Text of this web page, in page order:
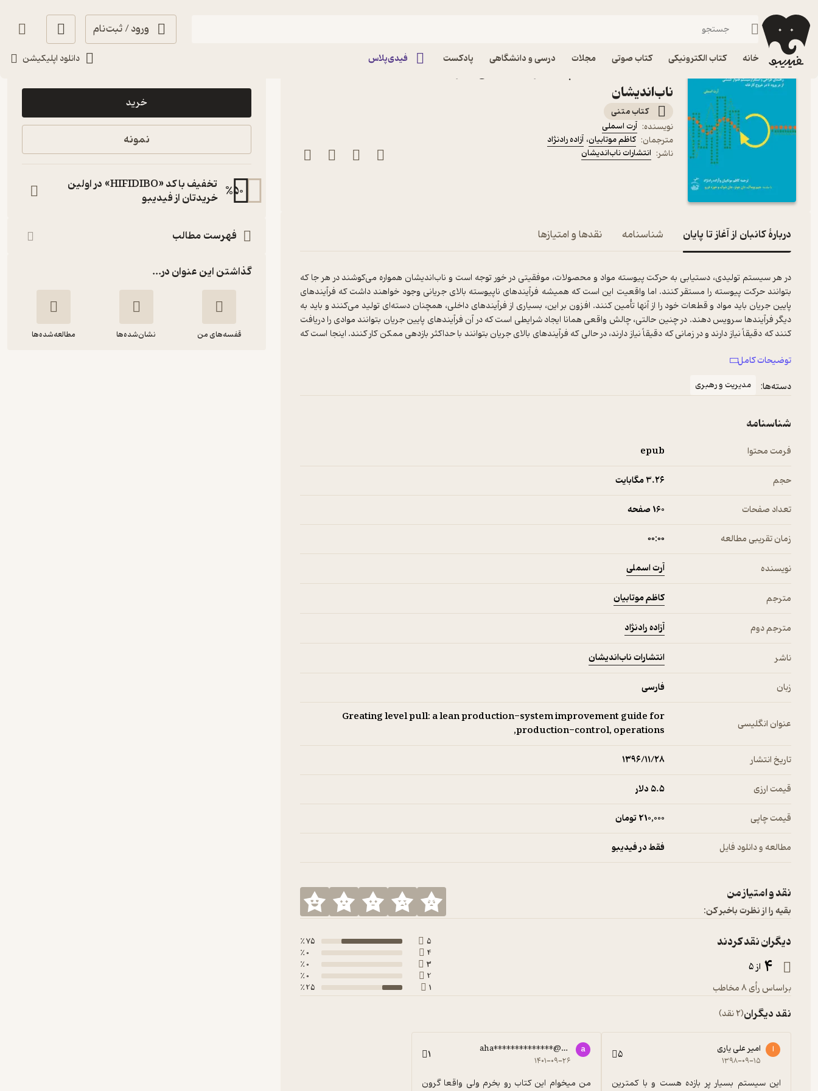
ورود / ثبت‌نام
خانه کتاب الکترونیکی کتاب صوتی مجلات درسی و دانشگاهی پادکست فیدی‌پلاس دانلود اپلیکیشن
فیدیبو کتاب الکترونیکی
ناب‌اندیشان
کتاب متنی
نویسنده: آرت اسملی
مترجمان: کاظم موتابیان، آزاده رادنژاد
ناشر: انتشارات ناب‌اندیشان
دربارۀ کانبان از آغاز تا پایان شناسنامه نقدها و امتیازها
در هر سیستم تولیدی‌، دستیابی به حرکت پیوسته مواد و محصولات،‌ موفقیتی در خور توجه است و ناب‌اندیشان همواره می‌کوشند در هر جا که
بتوانند حرکت پیوسته را مستقر کنند. اما واقعیت این است که همیشه فرآیندهای ناپیوسته بالای جریانی وجود خواهند داشت که فرآیندهای
پایین جریان باید مواد و قطعات خود را از آنها تأمین کنند. افزون بر این، بسیاری از فرآیندهای داخلی، همچنان دسته‌ای تولید می‌کنند و باید به
دیگر فرآیندها سرویس دهند. در چنین حالتی، چالش واقعی همانا ایجاد شرایطی است که در آن فرآیندهای پایین جریان بتوانند موادی را دریافت
کنند که دقیقاً نیاز دارند و در زمانی که دقیقاً نیاز دارند، در حالی که فرآیندهای بالای جریان بتوانند با حداکثر بازدهی ممکن کار کنند. اینجا است که
من در سرتاسر جهان و در صنایع مختلف از کارخانه‌های مختلفی بازدید کرده‌ام، و به ندرت با چیزی شبیه به سیستم تولید کششی هموار مواجه
سیستمی حرکت مواد و اطلاعات، برای پشتیبانی از تمام جریان‌های ارزش داخلی است.
توضیحات کامل
دسته‌ها:
مدیریت و رهبری
شناسنامه
فرمت محتوا epub
حجم 3.۲۶ مگابایت
تعداد صفحات 160 صفحه
زمان تقریبی مطالعه ۰۰:۰۰
نویسنده آرت اسملی
مترجم کاظم موتابیان
مترجم دوم آزاده رادنژاد
ناشر انتشارات ناب‌اندیشان
زبان فارسی
عنوان انگلیسی
Greating level pull: a lean production-system improvement guide for
production-control, operations,
تاریخ انتشار ۱۳۹۶/۱۱/۲۸
قیمت ارزی 5.۵ دلار
قیمت چاپی 210,000 تومان
مطالعه و دانلود فایل فقط در فیدیبو
نقد و امتیاز من
بقیه را از نظرت باخبر کن:
دیگران نقد کردند
4 از 5
براساس رأی 8 مخاطب
5
75 ٪
4
0 ٪
3
0 ٪
2
0 ٪
1
25 ٪
نقد دیگران(2 نقد)
ا امیر علی یاری
۱۳۹۸-۰۹-۱۵ 5
a
aha**************@gmail.com
۱۴۰۱-۰۹-۲۶ 1
190,000
خرید
نمونه
%50
تخفیف با کد «HIFIDIBO» در اولین
خریدتان از فیدیبو
فهرست مطالب
گذاشتن این عنوان در...
قفسه‌های من نشان‌شده‌ها مطالعه‌شده‌ها